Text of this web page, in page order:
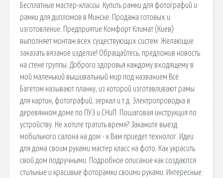
Бесплатные мастер-классы. Купить рамки для фотографий и
рамки для дипломов в Минске. Продажа готовых и
изготовление. Предприятие Комфорт Климат (Киев)
выполняет монтаж всех существующих систем. Желающие
заказать вязаное изделие! Обращайтесь, предложив новость
на стене группы. Доброго здоровья каждому входящему в
мой маленький вышивальный мир под названием Всё.
Багетом называют планку, из которой изготавливают рамы
для картин, фотографий, зеркал и т.д. Электропроводка в
деревянном доме по ПУЭ и СНиП. Пошаговая инструкция по
устройству. Не хотите тратить время? Закажите выезд
мобильного салона на дом - к Вам приедет технолог. Идеи
для дома своим руками мастер класс на фото. Как украсить
свой дом подручными. Подробное описание как создаются
стильные и красивые фоторамки своими руками. Интересные.